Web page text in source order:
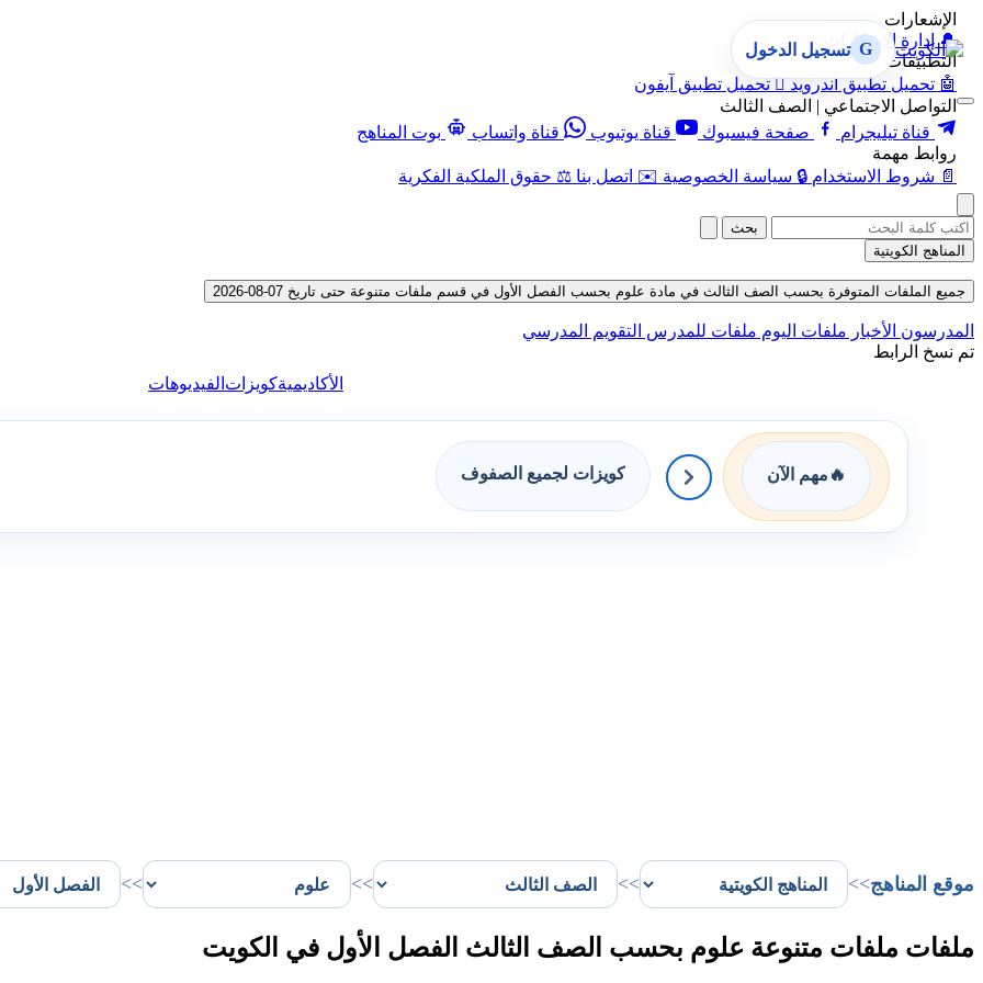
الإشعارات
🔔 إدارة الإشعارات
التطبيقات
🤖 تحميل تطبيق أندرويد  تحميل تطبيق آيفون
التواصل الاجتماعي | الصف الثالث
قناة تيليجرام
صفحة فيسبوك قناة يوتيوب قناة واتساب
بوت المناهج
روابط مهمة
📄 شروط الاستخدام 🔒 سياسة الخصوصية ✉️ اتصل بنا ⚖️ حقوق الملكية الفكرية
G تسجيل الدخول
بحث
المناهج الكويتية
جميع الملفات المتوفرة بحسب الصف الثالث في مادة علوم بحسب الفصل الأول في قسم ملفات متنوعة حتى تاريخ 07-08-2026
المدرسون الأخبار ملفات اليوم ملفات للمدرس التقويم المدرسي
تم نسخ الرابط
الأكاديميةكويزات الفيديوهات
🔥 مهم الآن كويزات لجميع الصفوف
موقع المناهج>>
>>
>>
>>
ملفات ملفات متنوعة علوم بحسب الصف الثالث الفصل الأول في الكويت